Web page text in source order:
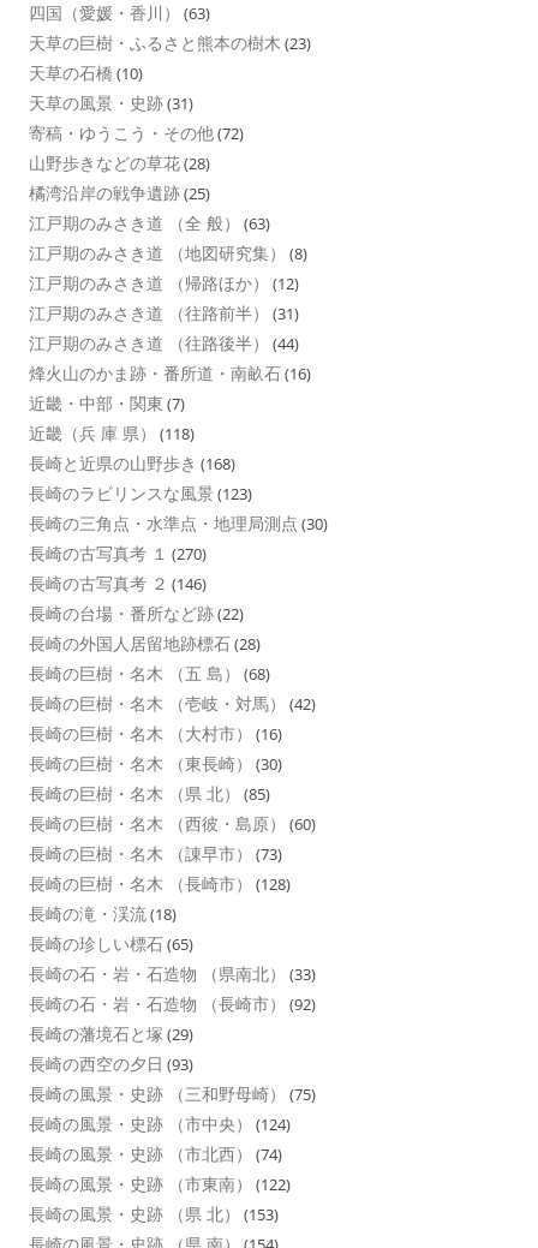
四国（愛媛・香川） (63)
天草の巨樹・ふるさと熊本の樹木 (23)
天草の石橋 (10)
天草の風景・史跡(31)
寄稿・ゆうこう・その他(72)
山野歩きなどの草花(28)
橘湾沿岸の戦争遺跡(25)
江戸期のみさき道 （全 般） (63)
江戸期のみさき道 （地図研究集） (8)
江戸期のみさき道 （帰路ほか） (12)
江戸期のみさき道 （往路前半） (31)
江戸期のみさき道 （往路後半） (44)
烽火山のかま跡・番所道・南畝石(16)
近畿・中部・関東 (7)
近畿（兵 庫 県） (118)
長崎と近県の山野歩き (168)
長崎のラビリンスな風景 (123)
長崎の三角点・水準点・地理局測点 (30)
長崎の古写真考 １ (270)
長崎の古写真考 ２ (146)
長崎の台場・番所など跡(22)
長崎の外国人居留地跡標石(28)
長崎の巨樹・名木 （五 島） (68)
長崎の巨樹・名木 （壱岐・対馬） (42)
長崎の巨樹・名木 （大村市） (16)
長崎の巨樹・名木 （東長崎） (30)
長崎の巨樹・名木 （県 北） (85)
長崎の巨樹・名木 （西彼・島原） (60)
長崎の巨樹・名木 （諌早市） (73)
長崎の巨樹・名木 （長崎市） (128)
長崎の滝・渓流(18)
長崎の珍しい標石(65)
長崎の石・岩・石造物 （県南北） (33)
長崎の石・岩・石造物 （長崎市） (92)
長崎の藩境石と塚 (29)
長崎の西空の夕日 (93)
長崎の風景・史跡 （三和野母崎） (75)
長崎の風景・史跡 （市中央） (124)
長崎の風景・史跡 （市北西） (74)
長崎の風景・史跡 （市東南） (122)
長崎の風景・史跡 （県 北） (153)